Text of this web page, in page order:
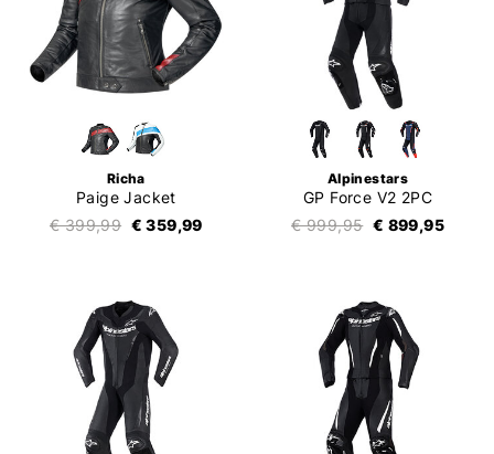
Richa
Paige Jacket
€ 399,99 € 359,99
Alpinestars
GP Force V2 2PC
€ 999,95 € 899,95